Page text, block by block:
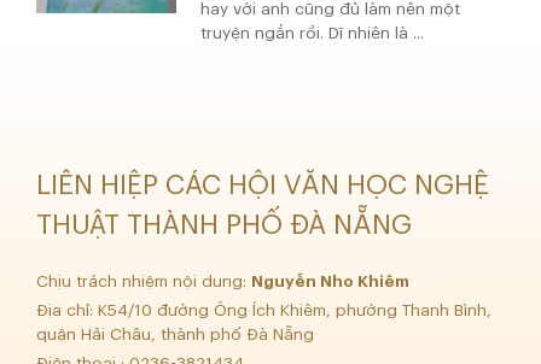
hay với anh cũng đủ làm nên một
truyện ngắn rồi. Dĩ nhiên là ...
LIÊN HIỆP CÁC HỘI VĂN HỌC NGHỆ
THUẬT THÀNH PHỐ ĐÀ NẴNG
Chịu trách nhiệm nội dung:
Nguyễn Nho Khiêm
Địa chỉ: K54/10 đường Ông Ích Khiêm, phường Thanh Bình,
quận Hải Châu, thành phố Đà Nẵng